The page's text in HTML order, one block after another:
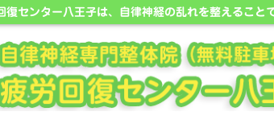
センター八王子は、自律神経の乱れを整えること